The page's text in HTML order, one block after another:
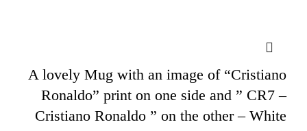
A lovely Mug with an image of “Cristiano
Ronaldo” print on one side and ” CR7 –
Cristiano Ronaldo ” on the other – White